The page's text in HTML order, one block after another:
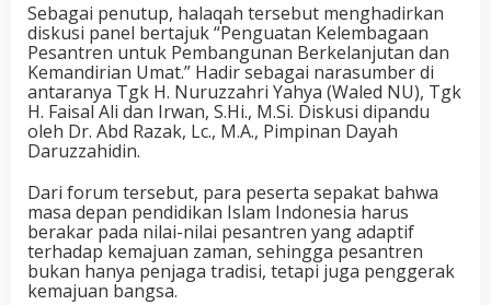
Sebagai penutup, halaqah tersebut menghadirkan
diskusi panel bertajuk “Penguatan Kelembagaan
Pesantren untuk Pembangunan Berkelanjutan dan
Kemandirian Umat.” Hadir sebagai narasumber di
antaranya Tgk H. Nuruzzahri Yahya (Waled NU), Tgk
H. Faisal Ali dan Irwan, S.Hi., M.Si. Diskusi dipandu
oleh Dr. Abd Razak, Lc., M.A., Pimpinan Dayah
Daruzzahidin.
Dari forum tersebut, para peserta sepakat bahwa
masa depan pendidikan Islam Indonesia harus
berakar pada nilai-nilai pesantren yang adaptif
terhadap kemajuan zaman, sehingga pesantren
bukan hanya penjaga tradisi, tetapi juga penggerak
kemajuan bangsa.